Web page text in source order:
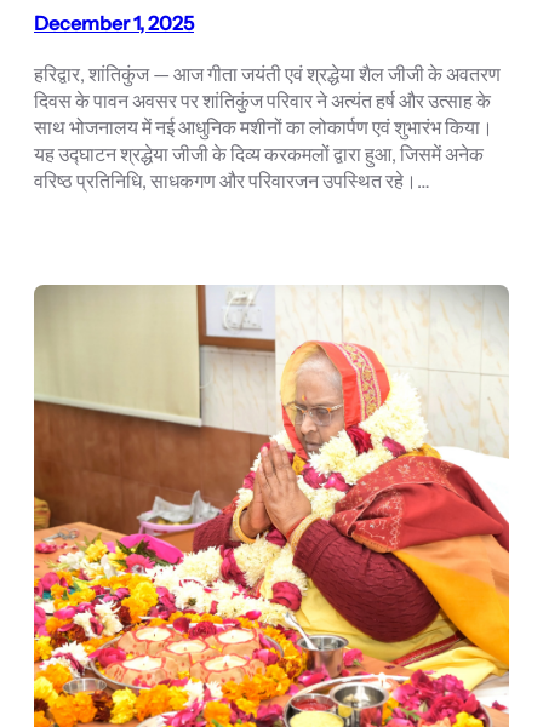
December 1, 2025
हरिद्वार, शांतिकुंज — आज गीता जयंती एवं श्रद्धेया शैल जीजी के अवतरण
दिवस के पावन अवसर पर शांतिकुंज परिवार ने अत्यंत हर्ष और उत्साह के
साथ भोजनालय में नई आधुनिक मशीनों का लोकार्पण एवं शुभारंभ किया।
यह उद्घाटन श्रद्धेया जीजी के दिव्य करकमलों द्वारा हुआ, जिसमें अनेक
वरिष्ठ प्रतिनिधि, साधकगण और परिवारजन उपस्थित रहे।…